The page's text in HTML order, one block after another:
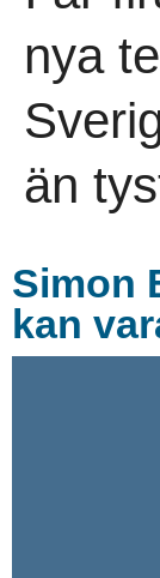
nya
än
Simon
kan